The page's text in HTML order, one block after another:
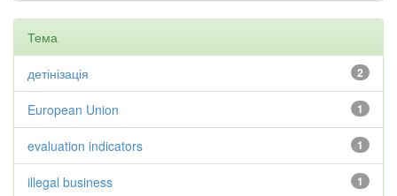
Тема
2
детінізація
1
European Union
1
evaluation indicators
1
illegal business